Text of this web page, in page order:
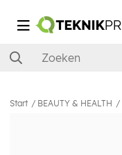
Start BEAUTY & HEALTH